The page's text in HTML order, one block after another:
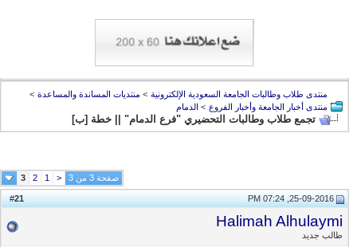
منتدى طلاب وطالبات الجامعة السعودية الإلكترونية > منتديات المساندة والمساعدة >
منتدى أخبار الجامعة وأخبار الفروع > الدمام
تجمع طلاب وطالبات التحضيري "فرع الدمام" || خطة [ب]
صفحة 3 من 3 <
1
3
21 25-09-2016, 07:24 PM
Halimah Alhulaymi
طالب جديد